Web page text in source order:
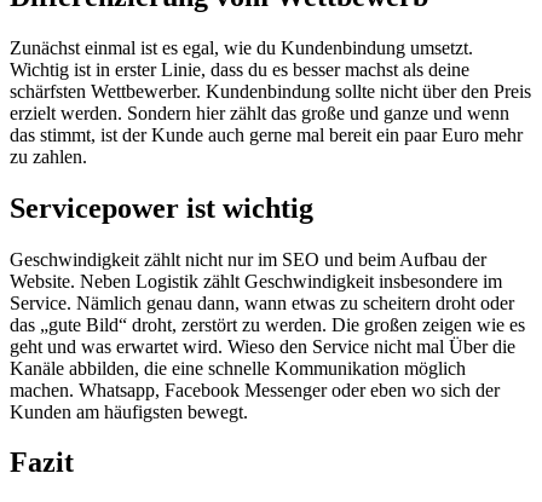
Zunächst einmal ist es egal, wie du Kundenbindung umsetzt.
Wichtig ist in erster Linie, dass du es besser machst als deine
schärfsten Wettbewerber. Kundenbindung sollte nicht über den Preis
erzielt werden. Sondern hier zählt das große und ganze und wenn
das stimmt, ist der Kunde auch gerne mal bereit ein paar Euro mehr
zu zahlen.
Servicepower ist wichtig
Geschwindigkeit zählt nicht nur im SEO und beim Aufbau der
Website. Neben Logistik zählt Geschwindigkeit insbesondere im
Service. Nämlich genau dann, wann etwas zu scheitern droht oder
das „gute Bild“ droht, zerstört zu werden. Die großen zeigen wie es
geht und was erwartet wird. Wieso den Service nicht mal Über die
Kanäle abbilden, die eine schnelle Kommunikation möglich
machen. Whatsapp, Facebook Messenger oder eben wo sich der
Kunden am häufigsten bewegt.
Fazit